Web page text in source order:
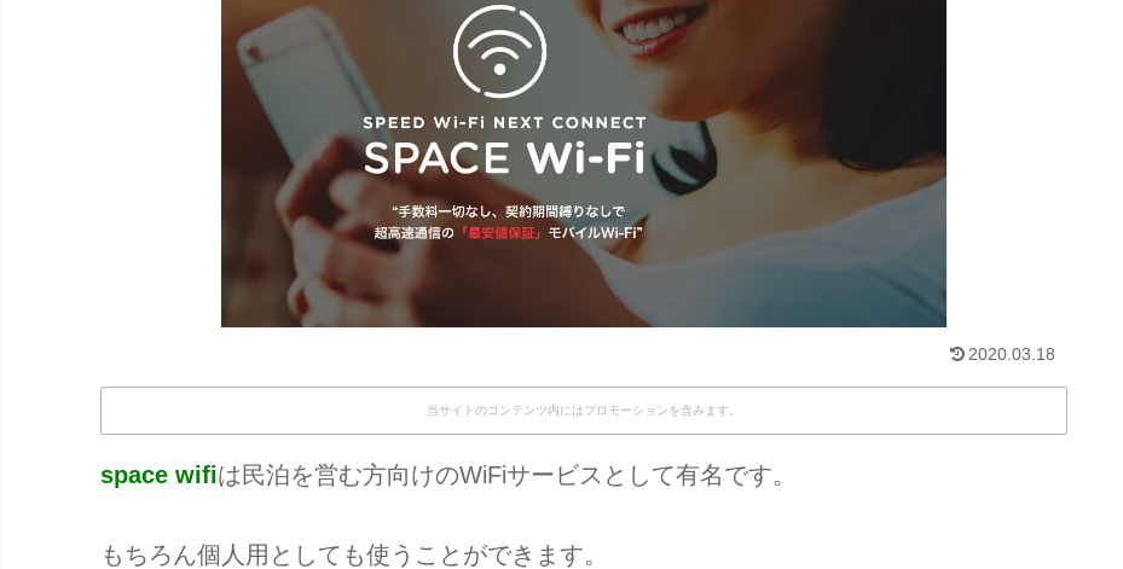
2020.03.18
当サイトのコンテンツ内にはプロモーションを含みます。
space wifiは民泊を営む方向けのWiFiサービスとして有名です。
もちろん個人用としても使うことができます。